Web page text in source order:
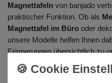
Magnettafeln von banjado
praktischer Funktion. Ob als
Magnettafel im Büro oder
unsere Modelle helfen Ihnen
Erinnerungen übersichtlich zu
Wände aufzuwerten.